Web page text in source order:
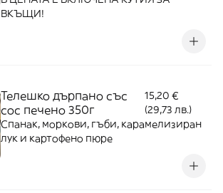
ВКЪЩИ!
Телешко дърпано със
сос печено 350г
15,20 €
(29,73 лв.)
Спанак, моркови, гъби, карамелизиран
лук и картофено пюре